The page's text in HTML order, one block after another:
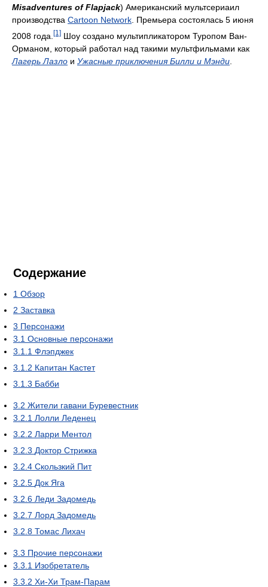
Misadventures of Flapjack) Американский мультсериаил
производства Cartoon Network . Премьера состоялась 5 июня
2008 года. [1] Шоу создано мультипликатором Туропом Ван-
Орманом, который работал над такими мультфильмами как
Лагерь Лазло и Ужасные приключения Билли и Мэнди
Содержание
1 Обзор
2 Заставка
3 Персонажи
3.1 Основные персонажи
3.1.1 Флэпджек
3.1.2 Капитан Кастет
3.1.3 Бабби
3.2 Жители гавани Буревестник
3.2.1 Лолли Леденец
3.2.2 Ларри Ментол
3.2.3 Доктор Стрижка
3.2.4 Скользкий Пит
3.2.5 Док Яга
3.2.6 Леди Задомедь
3.2.7 Лорд Задомедь
3.2.8 Томас Лихач
3.3 Прочие персонажи
3.3.1 Изобретатель
3.3.2 Хи-Хи Трам-Парам